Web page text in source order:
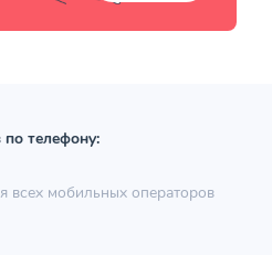
телефону:
всех мобильных операторов